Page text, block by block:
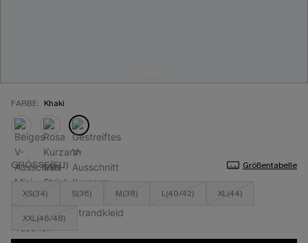
FARBE: Khaki
GRÖSSE(EU) Größentabelle
XS(34) S(36) M(38) L(40/42) XL(44)
XXL(46/48)